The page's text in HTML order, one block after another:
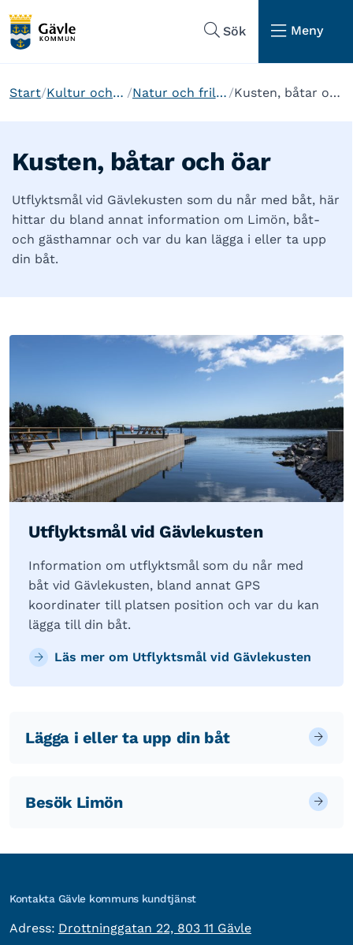
Sök
Meny
Start Kultur och fritid Natur och friluftsliv Kusten, båtar och öar
Kusten, båtar och öar
Utflyktsmål vid Gävlekusten som du når med båt, här
hittar du bland annat information om Limön, båt-
och gästhamnar och var du kan lägga i eller ta upp
din båt.
Utflyktsmål vid Gävlekusten
Information om utflyktsmål som du når med
båt vid Gävlekusten, bland annat GPS
koordinater till platsen position och var du kan
lägga till din båt.
Läs mer om Utflyktsmål vid Gävlekusten
Lägga i eller ta upp din båt
Besök Limön
Kontakta Gävle kommuns kundtjänst
Adress: besöksadress:
Drottninggatan 22, 803 11 Gävle